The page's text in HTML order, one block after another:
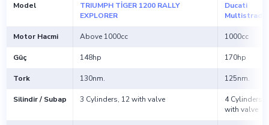
Model
TRIUMPH TİGER 1200 RALLY
EXPLORER
Ducati
Multistrada
Motor Hacmi Above 1000cc 1000cc
Güç 148hp 170hp
Tork 130nm. 125nm.
Silindir / Subap 3 Cylinders, 12 with valve
4 Cylinders,
with valve